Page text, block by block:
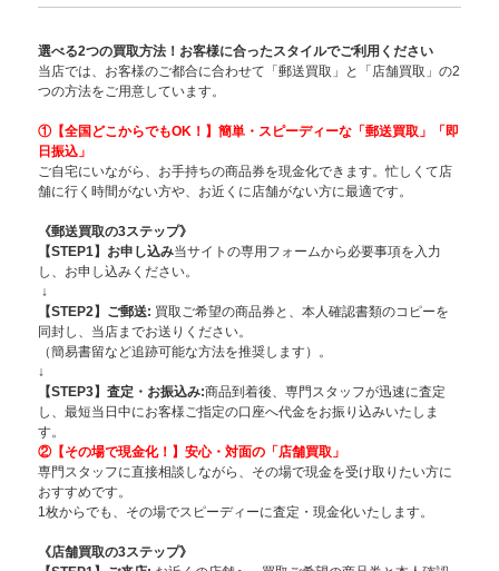
選べる2つの買取方法！お客様に合ったスタイルでご利用ください
当店では、お客様のご都合に合わせて「郵送買取」と「店舗買取」の2
つの方法をご用意しています。
①【全国どこからでもOK！】簡単・スピーディーな「郵送買取」「即
日振込」
ご自宅にいながら、お手持ちの商品券を現金化できます。忙しくて店
舗に行く時間がない方や、お近くに店舗がない方に最適です。
《郵送買取の3ステップ》
【STEP1】お申し込み当サイトの専用フォームから必要事項を入力
し、お申し込みください。
↓
【STEP2】ご郵送: 買取ご希望の商品券と、本人確認書類のコピーを
同封し、当店までお送りください。
（簡易書留など追跡可能な方法を推奨します）。
↓
【STEP3】査定・お振込み:商品到着後、専門スタッフが迅速に査定
し、最短当日中にお客様ご指定の口座へ代金をお振り込みいたしま
す。
②【その場で現金化！】安心・対面の「店舗買取」
専門スタッフに直接相談しながら、その場で現金を受け取りたい方に
おすすめです。
1枚からでも、その場でスピーディーに査定・現金化いたします。
《店舗買取の3ステップ》